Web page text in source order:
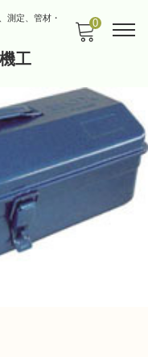
測定、管材・
工
0